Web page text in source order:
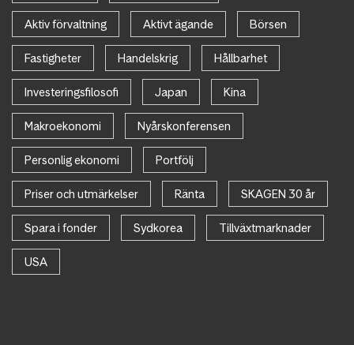
Aktiv förvaltning Aktivt ägande Börsen
Fastigheter Handelskrig Hållbarhet
Investeringsfilosofi Japan Kina
Makroekonomi Nyårskonferensen
Personlig ekonomi Portfölj
Priser och utmärkelser Ränta SKAGEN 30 år
Spara i fonder Sydkorea Tillväxtmarknader
USA